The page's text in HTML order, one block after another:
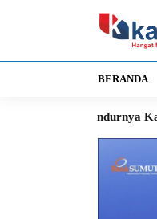
BERANDA
Kadisdik, Sebut